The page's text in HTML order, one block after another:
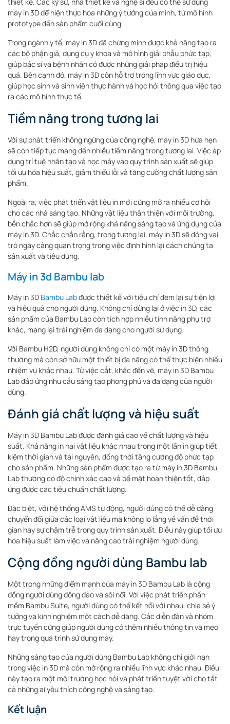
máy in 3D để hiện thực hóa những ý tưởng của mình, từ mô hình
prototype đến sản phẩm cuối cùng.
Trong ngành y tế, máy in 3D đã chứng minh được khả năng tạo ra
các bộ phận giả, dụng cụ y khoa và mô hình giải phẫu phức tạp,
giúp bác sĩ và bệnh nhân có được những giải pháp điều trị hiệu
quả. Bên cạnh đó, máy in 3D còn hỗ trợ trong lĩnh vực giáo dục,
giúp học sinh và sinh viên thực hành và học hỏi thông qua việc tạo
ra các mô hình thực tế.
Tiềm năng trong tương lai
Với sự phát triển không ngừng của công nghệ, máy in 3D hứa hẹn
sẽ còn tiếp tục mang đến nhiều tiềm năng trong tương lai. Việc áp
dụng trí tuệ nhân tạo và học máy vào quy trình sản xuất sẽ giúp
tối ưu hóa hiệu suất, giảm thiểu lỗi và tăng cường chất lượng sản
phẩm.
Ngoài ra, việc phát triển vật liệu in mới cũng mở ra nhiều cơ hội
cho các nhà sáng tạo. Những vật liệu thân thiện với môi trường,
bền chắc hơn sẽ giúp mở rộng khả năng sáng tạo và ứng dụng của
máy in 3D. Chắc chắn rằng, trong tương lai, máy in 3D sẽ đóng vai
trò ngày càng quan trọng trong việc định hình lại cách chúng ta
sản xuất và tiêu dùng.
Máy in 3d Bambu lab
Máy in 3D Bambu Labđược thiết kế với tiêu chí đem lại sự tiện lợi
và hiệu quả cho người dùng. Không chỉ dừng lại ở việc in 3D, các
sản phẩm của Bambu Lab còn tích hợp nhiều tính năng phụ trợ
khác, mang lại trải nghiệm đa dạng cho người sử dụng.
Với Bambu H2D, người dùng không chỉ có một máy in 3D thông
thường mà còn sở hữu một thiết bị đa năng có thể thực hiện nhiều
nhiệm vụ khác nhau. Từ việc cắt, khắc đến vẽ, máy in 3D Bambu
Lab đáp ứng nhu cầu sáng tạo phong phú và đa dạng của người
dùng.
Đánh giá chất lượng và hiệu suất
Máy in 3D Bambu Lab được đánh giá cao về chất lượng và hiệu
suất. Khả năng in hai vật liệu khác nhau trong một lần in giúp tiết
kiệm thời gian và tài nguyên, đồng thời tăng cường độ phức tạp
cho sản phẩm. Những sản phẩm được tạo ra từ máy in 3D Bambu
Lab thường có độ chính xác cao và bề mặt hoàn thiện tốt, đáp
ứng được các tiêu chuẩn chất lượng.
Đặc biệt, với hệ thống AMS tự động, người dùng có thể dễ dàng
chuyển đổi giữa các loại vật liệu mà không lo lắng về vấn đề thời
gian hay sự chậm trễ trong quy trình sản xuất. Điều này giúp tối ưu
hóa hiệu suất làm việc và nâng cao trải nghiệm người dùng.
Cộng đồng người dùng Bambu lab
Một trong những điểm mạnh của máy in 3D Bambu Lab là cộng
đồng người dùng đông đảo và sôi nổi. Với việc phát triển phần
mềm Bambu Suite, người dùng có thể kết nối với nhau, chia sẻ ý
tưởng và kinh nghiệm một cách dễ dàng. Các diễn đàn và nhóm
trực tuyến cũng giúp người dùng có thêm nhiều thông tin và mẹo
hay trong quá trình sử dụng máy.
Những sáng tạo của người dùng Bambu Lab không chỉ giới hạn
trong việc in 3D mà còn mở rộng ra nhiều lĩnh vực khác nhau. Điều
này tạo ra một môi trường học hỏi và phát triển tuyệt vời cho tất
cả những ai yêu thích công nghệ và sáng tạo.
Kết luận